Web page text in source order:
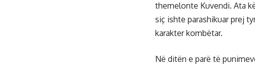
themelonte Kuvendi. Ata
siç ishte parashikuar prej
karakter kombëtar.
Në ditën e parë të